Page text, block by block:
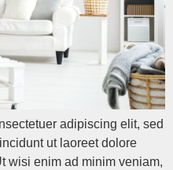
adipiscing elit, sed
ut laoreet dolore
wisi enim ad minim veniam,